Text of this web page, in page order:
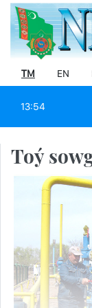
TM EN
13:54
Toý